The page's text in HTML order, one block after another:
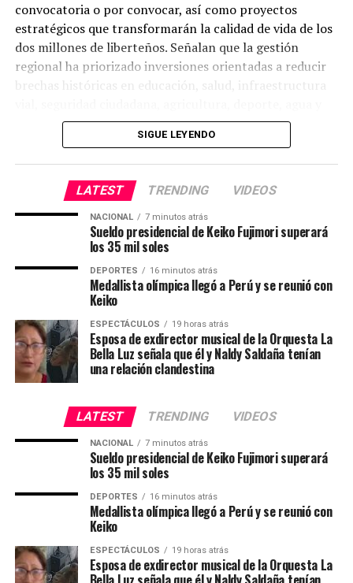
convocatoria o por convocar, así como proyectos
estratégicos que transformarán la calidad de vida de los
dos millones de liberteños. Señalan que la gestión
regional ha priorizado inversiones orientadas a reducir
brechas históricas en educación, salud, infraestructura
saneamiento.
Del total de intervenciones, 120 corresponden al sector
Educación, 58 a Salud, 85 a infraestructura vial, 14 a
Seguridad Ciudadana, 31 a Agricultura, 30 a
infraestructura deportiva y 54 a proyectos de agua,
saneamiento, electrificación y otros servicios básicos. A
esto hay que sumar que se preparan nuevas compras de
logística para la PNP, así como nuevos trabajos de
mantenimiento de establecimientos de salud en Bolívar
y Trujillo; todo lo cual garantiza alcanzar las 400
intervenciones al término del presente año.
cartera dinámica que incluye 20 proyectos actualmente
en proceso de convocatoria y 30 nuevas obras que serán
licitadas entre agosto y diciembre, ratificando el
compromiso de la gestión de Joana Cabrera de
mantener un ritmo sostenido de inversión pública hasta
el último día de su mandato.
13 grandes proyectos gestionados
SIGUE LEYENDO
LATEST TRENDING VIDEOS
NACIONAL 7 minutos atrás
Sueldo presidencial de Keiko Fujimori superará
los 35 mil soles
DEPORTES 16 minutos atrás
Medallista olímpica llegó a Perú y se reunió con
Keiko
ESPECTÁCULOS 19 horas atrás
Esposa de exdirector musical de la Orquesta La
Bella Luz señala que él y Naldy Saldaña tenían
una relación clandestina
LATEST TRENDING VIDEOS
NACIONAL 7 minutos atrás
Sueldo presidencial de Keiko Fujimori superará
los 35 mil soles
DEPORTES 16 minutos atrás
Medallista olímpica llegó a Perú y se reunió con
Keiko
ESPECTÁCULOS 19 horas atrás
Esposa de exdirector musical de la Orquesta La